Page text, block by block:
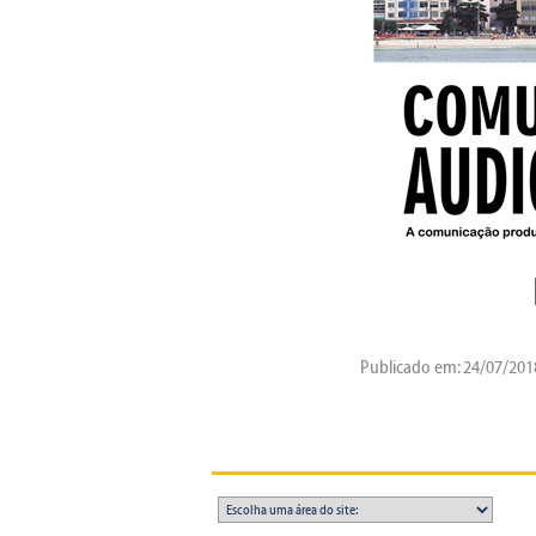
Publicado em: 24/07/